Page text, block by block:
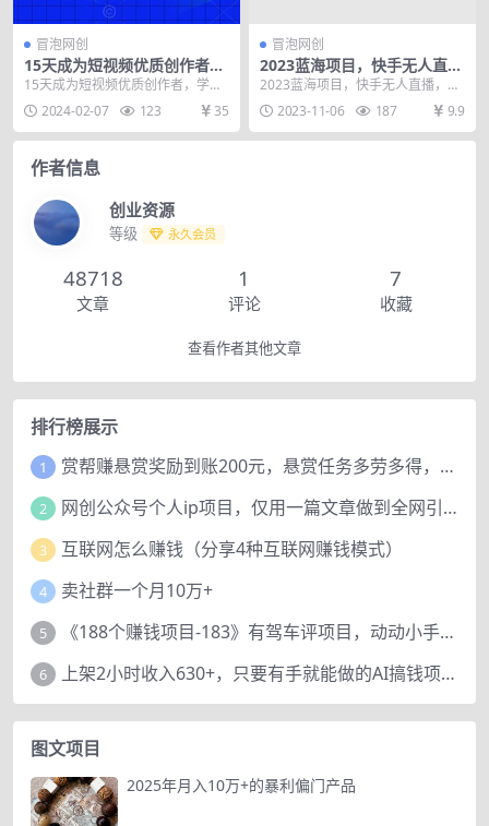
冒泡网创
15天成为短视频优质创作者，​
学会爆款短视频底层逻辑
15天成为短视频优质创作者，​学会
爆款短视频底层逻辑 包含22种表演
类型，爆款视...
2024-02-07 123 35
冒泡网创
2023蓝海项目，快手无人直
播，单号月入5000起步【揭
秘】
2023蓝海项目，快手无人直播，单
号月入5000起步【揭秘】 无需真人
出镜、无需...
2023-11-06 187 9.9
作者信息
创业资源
等级 永久会员
48718
文章
1
评论
7
收藏
查看作者其他文章
排行榜展示
1 赏帮赚悬赏奖励到账200元，悬赏任务多劳多得，人人可做。
2 网创公众号个人ip项目，仅用一篇文章做到全网引流！
3 互联网怎么赚钱（分享4种互联网赚钱模式）
4 卖社群一个月10万+
5 《188个赚钱项目-183》有驾车评项目，动动小手，复制粘贴赚44元！
6 上架2小时收入630+，只要有手就能做的AI搞钱项目，奶奶看完都能学会!
图文项目
2025年月入10万+的暴利偏门产品